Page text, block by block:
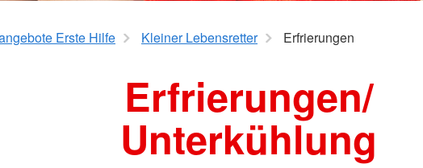
Erste Hilfe Kleiner Lebensretter Erfrierungen
Erfrierungen/
Unterkühlung